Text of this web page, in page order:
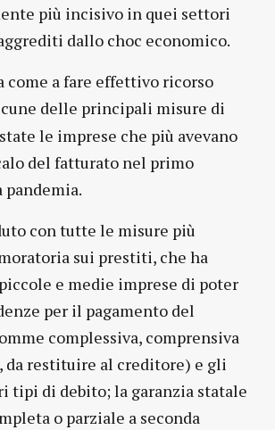
più incisivo in quei settori
dallo choc economico.
come a fare effettivo ricorso
delle principali misure di
le imprese che più avevano
del fatturato nel primo
con tutte le misure più
sui prestiti, che ha
e medie imprese di poter
per il pagamento del
complessiva, comprensiva
da restituire al creditore) e gli
tipi di debito; la garanzia statale
o parziale a seconda